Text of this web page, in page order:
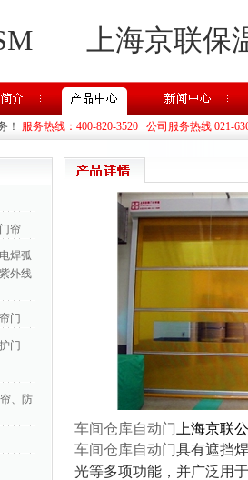
上海京联
！ 服务热线：400-820-3520 公司服务热线 021-
帘
焊弧
外线
门
门
、防
车间仓库自动门 上海京联
车间仓库自动门具有遮挡
光等多项功能，并广泛用